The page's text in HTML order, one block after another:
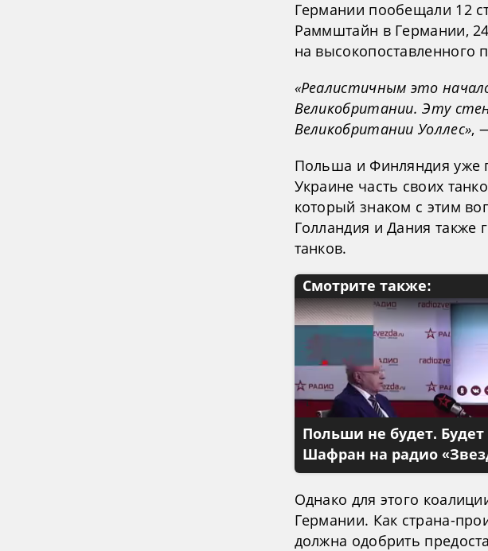
Германии пообещали 12
Раммштайн в Германии,
на высокопоставленного
«Реалистичным это
Великобритании. Эту
Великобритании Уоллес»,
Польша и Финляндия уже
Украине часть своих
который знаком с этим
Голландия и Дания также
танков.
Смотрите также:
Польши не будет.
Шафран на радио
Однако для этого
Германии. Как страна-
должна одобрить